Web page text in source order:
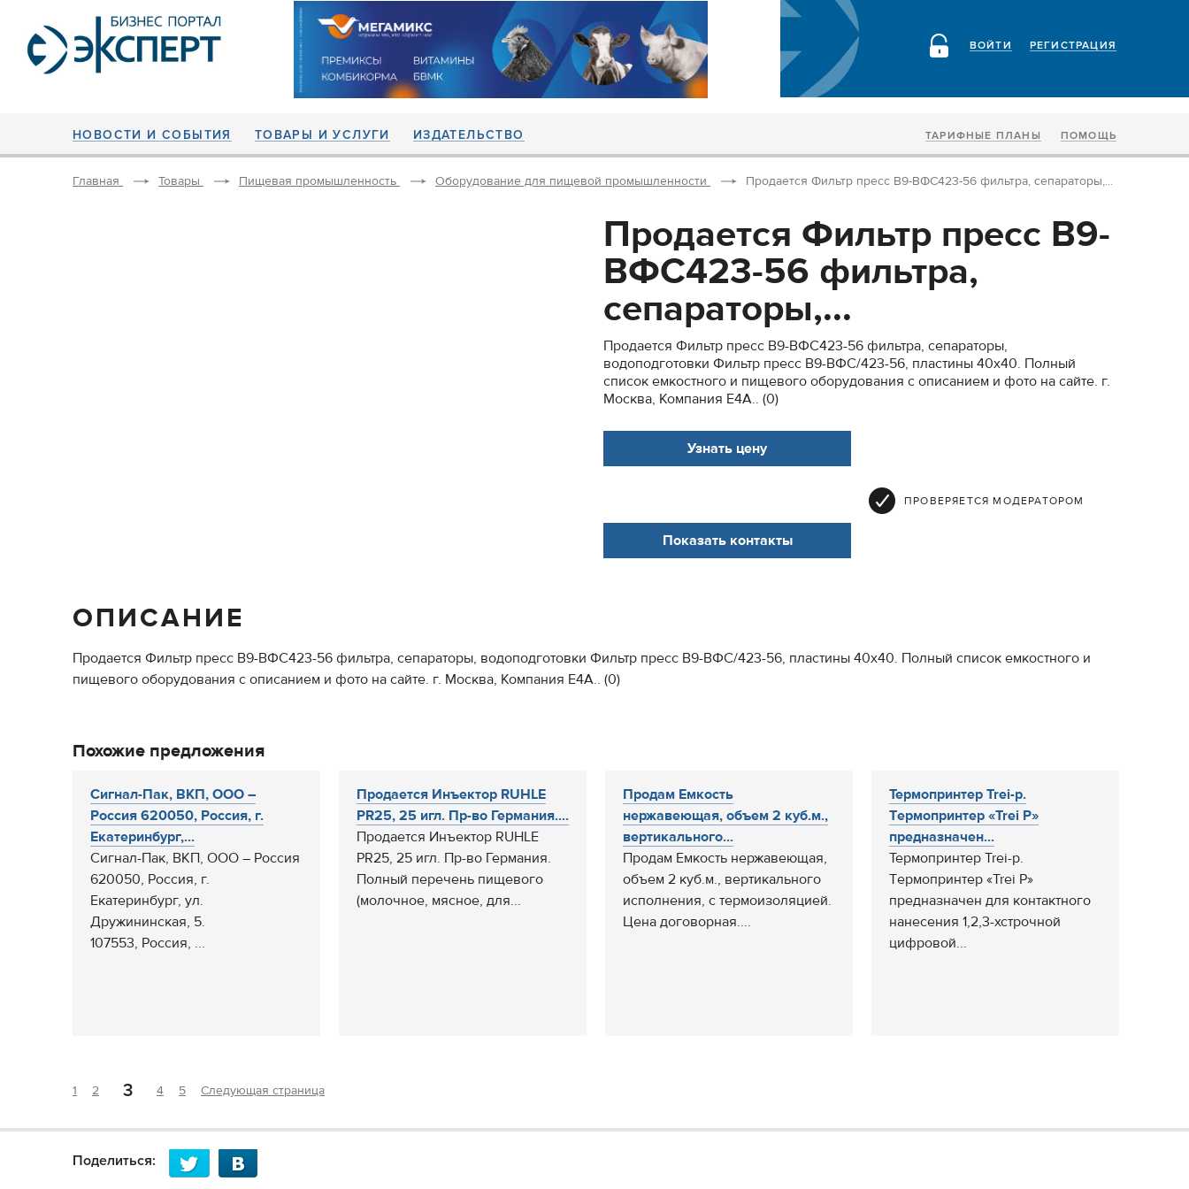
РЕГИСТРАЦИЯ
ВОЙТИ
НОВОСТИ И СОБЫТИЯ ТОВАРЫ И УСЛУГИ ИЗДАТЕЛЬСТВО ТАРИФНЫЕ ПЛАНЫ ПОМОЩЬ
Главная Товары Пищевая промышленность Оборудование для пищевой промышленности Продается Фильтр пресс В9-ВФС423-56 фильтра, сепараторы,...
Продается Фильтр пресс В9-
ВФС423-56 фильтра,
сепараторы,...
Продается Фильтр пресс В9-ВФС423-56 фильтра, сепараторы,
водоподготовки Фильтр пресс В9-ВФС/423-56, пластины 40х40. Полный
список емкостного и пищевого оборудования с описанием и фото на сайте. г.
Москва, Компания Е4А.. (0)
Узнать цену
ПРОВЕРЯЕТСЯ МОДЕРАТОРОМ
Показать контакты
ОПИСАНИЕ
Продается Фильтр пресс В9-ВФС423-56 фильтра, сепараторы, водоподготовки Фильтр пресс В9-ВФС/423-56, пластины 40х40. Полный список емкостного и
пищевого оборудования с описанием и фото на сайте. г. Москва, Компания Е4А.. (0)
Похожие предложения
Cигнал-Пак, ВКП, ООО –
Россия 620050, Россия, г.
Екатеринбург,...
Cигнал-Пак, ВКП, ООО – Россия
620050, Россия, г.
Екатеринбург, ул.
Дружининская, 5.
107553, Россия, ...
Продается Инъектор RUHLE
PR25, 25 игл. Пр-во Германия....
Продается Инъектор RUHLE
PR25, 25 игл. Пр-во Германия.
Полный перечень пищевого
(молочное, мясное, для...
Продам Емкость
нержавеющая, объем 2 куб.м.,
вертикального...
Продам Емкость нержавеющая,
объем 2 куб.м., вертикального
исполнения, с термоизоляцией.
Цена договорная....
Термопринтер Trei-p.
Tермопринтер «Trei P»
предназначен...
Термопринтер Trei-p.
Tермопринтер «Trei P»
предназначен для контактного
нанесения 1,2,3-хстрочной
цифровой...
1 2 3 4 5 Следующая страница
Поделиться: